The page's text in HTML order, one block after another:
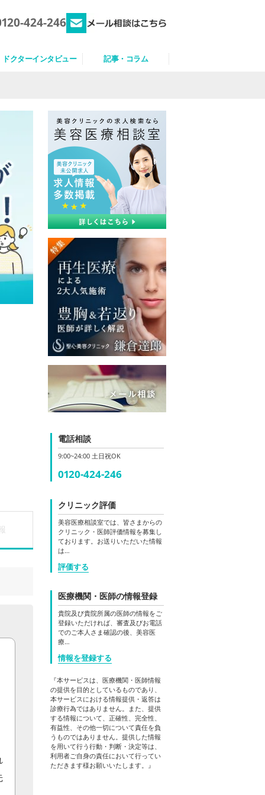
424-246
ドクターインタビュー 記事・コラム
電話相談
9:00~24:00 土日祝OK
0120-424-246
クリニック評価
美容医療相談室では、皆さまからの
クリニック・医師評価情報を募集し
ております。お送りいただいた情報
は…
評価する
医療機関・医師の情報登録
貴院及び貴院所属の医師の情報をご
登録いただければ、審査及びお電話
でのご本人さま確認の後、美容医
療…
情報を登録する
『本サービスは、医療機関・医師情報
の提供を目的としているものであり、
本サービスにおける情報提供・返答は
診療行為ではありません。また、提供
する情報について、正確性、完全性、
有益性、その他一切について責任を負
うものではありません。提供した情報
を用いて行う行動・判断・決定等は、
利用者ご自身の責任において行ってい
ただきます様お願いいたします。』